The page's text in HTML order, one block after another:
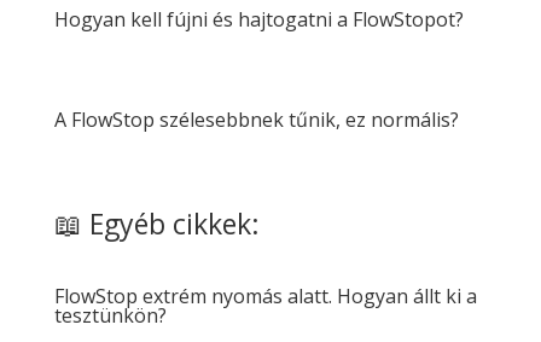
Hogyan kell fújni és hajtogatni a FlowStopot?
A FlowStop szélesebbnek tűnik, ez normális?
📖 Egyéb cikkek:
FlowStop extrém nyomás alatt. Hogyan állt ki a
tesztünkön?